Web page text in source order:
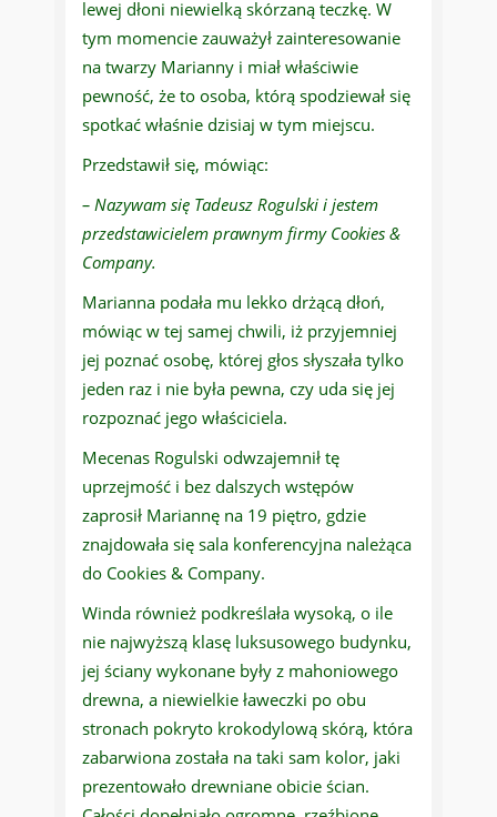
lewej dłoni niewielką skórzaną teczkę. W
tym momencie zauważył zainteresowanie
na twarzy Marianny i miał właściwie
pewność, że to osoba, którą spodziewał się
spotkać właśnie dzisiaj w tym miejscu.
Przedstawił się, mówiąc:
– Nazywam się Tadeusz Rogulski i jestem
przedstawicielem prawnym firmy Cookies &
Company.
Marianna podała mu lekko drżącą dłoń,
mówiąc w tej samej chwili, iż przyjemniej
jej poznać osobę, której głos słyszała tylko
jeden raz i nie była pewna, czy uda się jej
rozpoznać jego właściciela.
Mecenas Rogulski odwzajemnił tę
uprzejmość i bez dalszych wstępów
zaprosił Mariannę na 19 piętro, gdzie
znajdowała się sala konferencyjna należąca
do Cookies & Company.
Winda również podkreślała wysoką, o ile
nie najwyższą klasę luksusowego budynku,
jej ściany wykonane były z mahoniowego
drewna, a niewielkie ławeczki po obu
stronach pokryto krokodylową skórą, która
zabarwiona została na taki sam kolor, jaki
prezentowało drewniane obicie ścian.